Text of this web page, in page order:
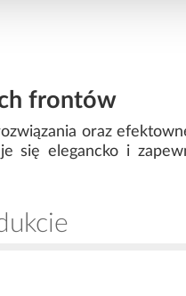
frontów
oraz
się elegancko i